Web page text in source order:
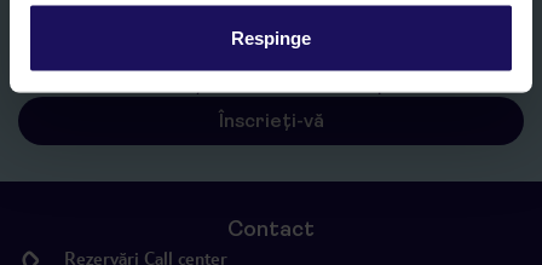
Respinge
Romania SRL în scopuri de marketing, în cadrul și în scopul
„Informații privind prelucrarea datelor cu caracter
Înscrieți-vă
Contact
Rezervări Call center